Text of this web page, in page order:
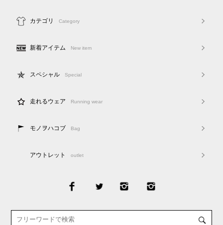
カテゴリ Category
新着アイテム New item
スペシャル Special
走れるウェア Running wear
モノヲハコブ Bag
アウトレット outlet